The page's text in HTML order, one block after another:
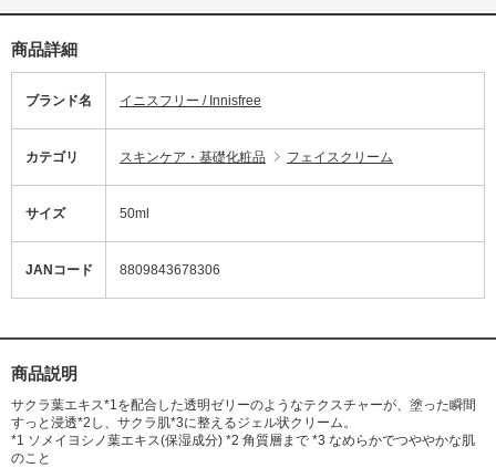
商品詳細
ブランド名 イニスフリー / Innisfree
カテゴリ スキンケア・基礎化粧品 フェイスクリーム
サイズ 50ml
JANコード 8809843678306
商品説明
サクラ葉エキス*1を配合した透明ゼリーのようなテクスチャーが、塗った瞬間
すっと浸透*2し、サクラ肌*3に整えるジェル状クリーム。
*1 ソメイヨシノ葉エキス(保湿成分) *2 角質層まで *3 なめらかでつややかな肌
のこと